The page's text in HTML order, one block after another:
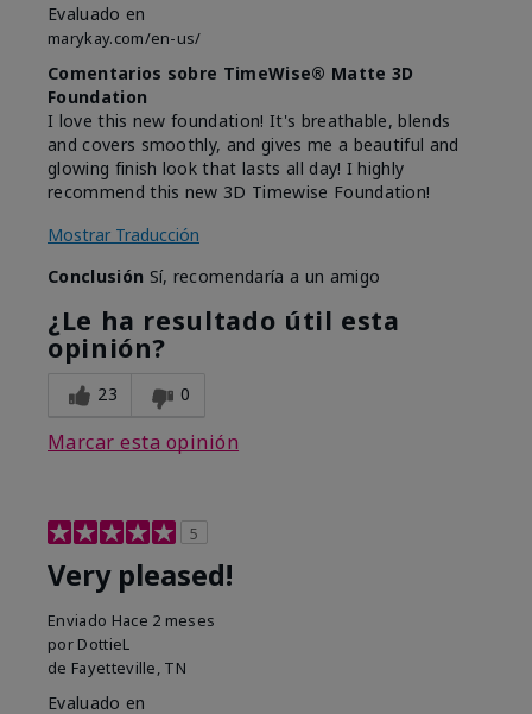
Evaluado en
marykay.com/en-us/
Comentarios sobre TimeWise® Matte 3D
Foundation
I love this new foundation! It's breathable, blends
and covers smoothly, and gives me a beautiful and
glowing finish look that lasts all day! I highly
recommend this new 3D Timewise Foundation!
Mostrar Traducción
Conclusión Sí, recomendaría a un amigo
¿Le ha resultado útil esta
opinión?
23 0
Marcar esta opinión
5
Very pleased!
Enviado Hace 2 meses
por DottieL
de Fayetteville, TN
Evaluado en